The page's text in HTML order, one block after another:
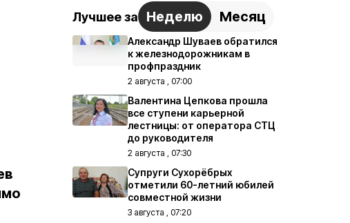
Лучшее за Неделю Месяц
Александр Шуваев обратился
к железнодорожникам в
профпраздник
2 августа , 07:00
Валентина Цепкова прошла
все ступени карьерной
лестницы: от оператора СТЦ
до руководителя
2 августа , 07:30
Супруги Сухорёбрых
отметили 60-летний юбилей
совместной жизни
3 августа , 07:20